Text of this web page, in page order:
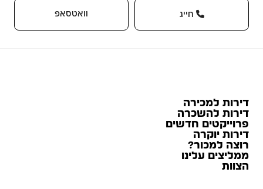
חייג וואטסאפ
דירות למכירה
דירות להשכרה
פרוייקטים חדשים
דירות יוקרה
רוצה למכור?
ממליצים עלינו
הצוות